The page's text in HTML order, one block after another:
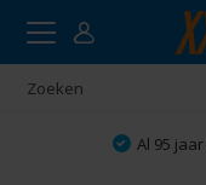
Al 95